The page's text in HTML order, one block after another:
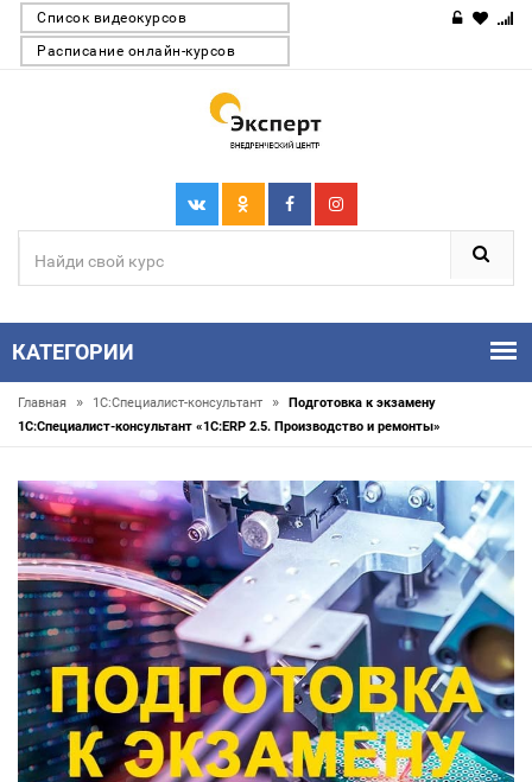
Список видеокурсов
Расписание онлайн-курсов
КАТЕГОРИИ
Главная » 1С:Специалист-консультант »
Подготовка к экзамену
1С:Специалист-консультант «1С:ERP 2.5. Производство и ремонты»